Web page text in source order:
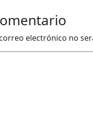
electrónico no